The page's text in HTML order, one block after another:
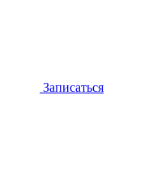
Записаться